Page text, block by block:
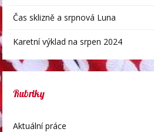
Čas sklizně a srpnová Luna
Karetní výklad na srpen 2024
Rubriky
Aktuální práce